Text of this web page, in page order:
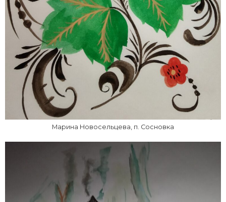
Марина Новосельцева, п. Сосновка